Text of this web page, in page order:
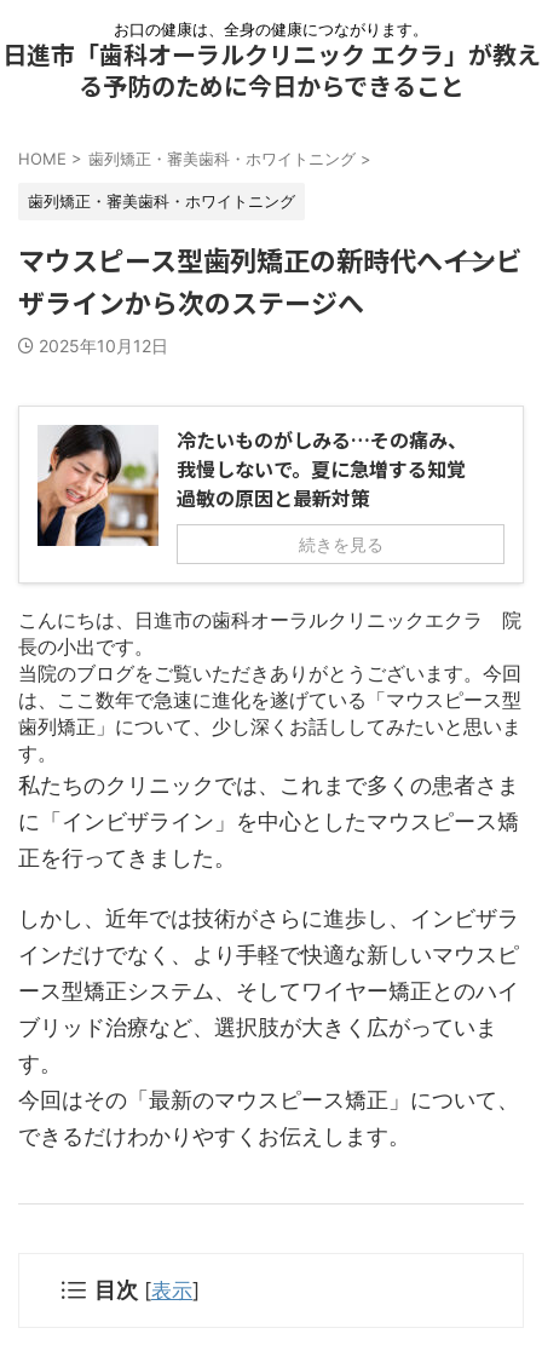
お口の健康は、全身の健康につながります。
日進市「歯科オーラルクリニック エクラ」が教え
る予防のために今日からできること
HOME > 歯列矯正・審美歯科・ホワイトニング >
歯列矯正・審美歯科・ホワイトニング
マウスピース型歯列矯正の新時代へ――インビ
ザラインから次のステージへ
2025年10月12日
冷たいものがしみる…その痛み、
我慢しないで。夏に急増する知覚
過敏の原因と最新対策
続きを見る
こんにちは、日進市の歯科オーラルクリニックエクラ 院
長の小出です。
当院のブログをご覧いただきありがとうございます。今回
は、ここ数年で急速に進化を遂げている「マウスピース型
歯列矯正」について、少し深くお話ししてみたいと思いま
す。
私たちのクリニックでは、これまで多くの患者さま
に「インビザライン」を中心としたマウスピース矯
正を行ってきました。
しかし、近年では技術がさらに進歩し、インビザラ
インだけでなく、より手軽で快適な新しいマウスピ
ース型矯正システム、そしてワイヤー矯正とのハイ
ブリッド治療など、選択肢が大きく広がっていま
す。
今回はその「最新のマウスピース矯正」について、
できるだけわかりやすくお伝えします。
目次 [表示]